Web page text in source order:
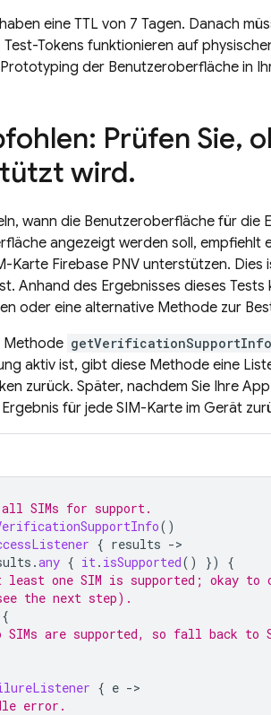
eine TTL von 7 Tagen. Danach
Test-Tokens funktionieren auf
der Benutzeroberfläche in
Prüfen Sie,
wird.
wann die Benutzeroberfläche für
angezeigt werden soll,
Karte Firebase PNV unterstützen. Dies
Anhand des Ergebnisses dieses Tests
oder eine alternative Methode zur
Methode
aktiv ist, gibt diese Methode eine
zurück. Später, nachdem Sie Ihre
für jede SIM-Karte im Gerät
SIMs for support.
()
{ results -
.any { it. isSupported() })
{
one SIM is supported; okay to
the next step).
{
SIMs are supported, so fall back to
{ e -
error.